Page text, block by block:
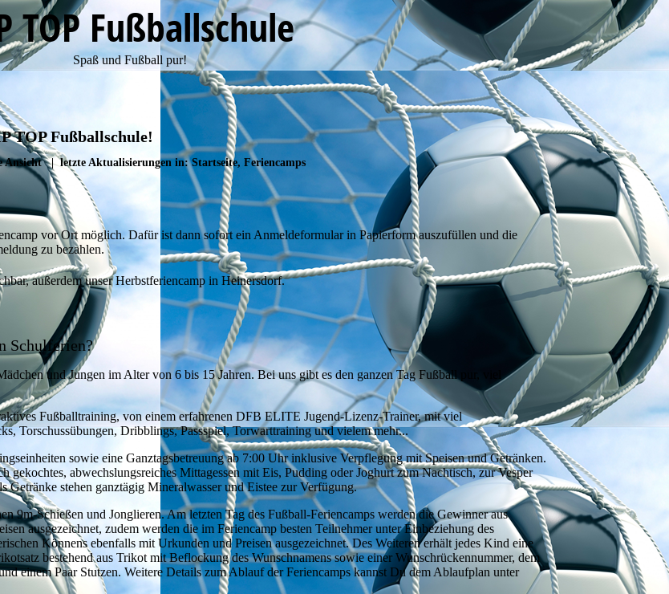
TOP Fußballschule
Spaß und Fußball pur!
TOP Fußballschule!
Ansicht| letzte Aktualisierungen in: Startseite, Feriencamps
vor Ort möglich. Dafür ist dann sofort ein Anmeldeformular in Papierform auszufüllen und die
zu bezahlen.
außerdem unser Herbstferiencamp in Heinersdorf.
Schulferien?
und Jungen im Alter von 6 bis 15 Jahren. Bei uns gibt es den ganzen Tag Fußball pur, viel
Fußballtraining, von einem erfahrenen DFB ELITE Jugend-Lizenz-Trainer, mit viel
Torschussübungen, Dribblings, Passspiel, Torwarttraining und vielem mehr...
sowie eine Ganztagsbetreuung ab 7:00 Uhr inklusive Verpflegung mit Speisen und Getränken.
gekochtes, abwechslungsreiches Mittagessen mit Eis, Pudding oder Joghurt zum Nachtisch, zur Vesper
stehen ganztägig Mineralwasser und Eistee zur Verfügung.
9m-Schießen und Jonglieren. Am letzten Tag des Fußball-Feriencamps werden die Gewinner aus
ausgezeichnet, zudem werden die im Feriencamp besten Teilnehmer unter Einbeziehung des
Könnens ebenfalls mit Urkunden und Preisen ausgezeichnet. Des Weiteren erhält jedes Kind eine
bestehend aus Trikot mit Beflockung des Wunschnamens sowie einer Wunschrückennummer, dem
einem Paar Stutzen. Weitere Details zum Ablauf der Feriencamps kannst Du dem Ablaufplan unter